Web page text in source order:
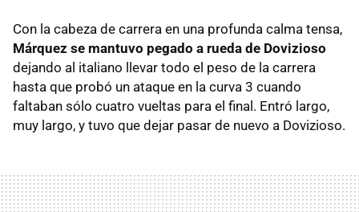
Con la cabeza de carrera en una profunda calma tensa,
Márquez se mantuvo pegado a rueda de Dovizioso
dejando al italiano llevar todo el peso de la carrera
hasta que probó un ataque en la curva 3 cuando
faltaban sólo cuatro vueltas para el final. Entró largo,
muy largo, y tuvo que dejar pasar de nuevo a Dovizioso.